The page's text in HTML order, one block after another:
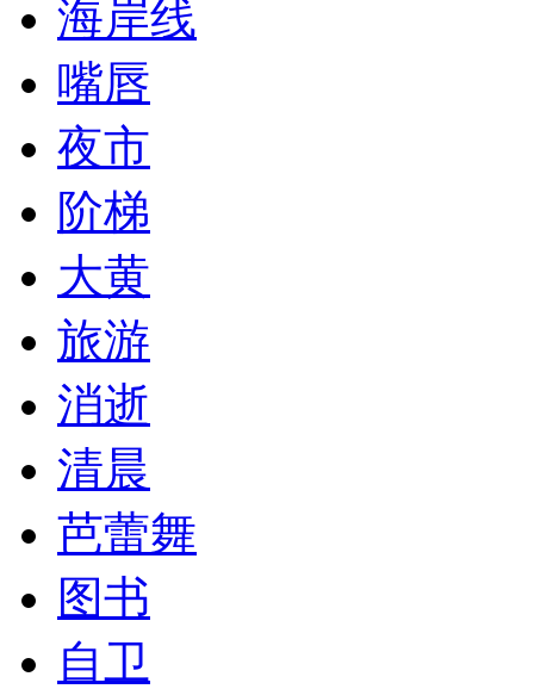
海岸线
嘴唇
夜市
阶梯
大黄
旅游
消逝
清晨
芭蕾舞
图书
自卫